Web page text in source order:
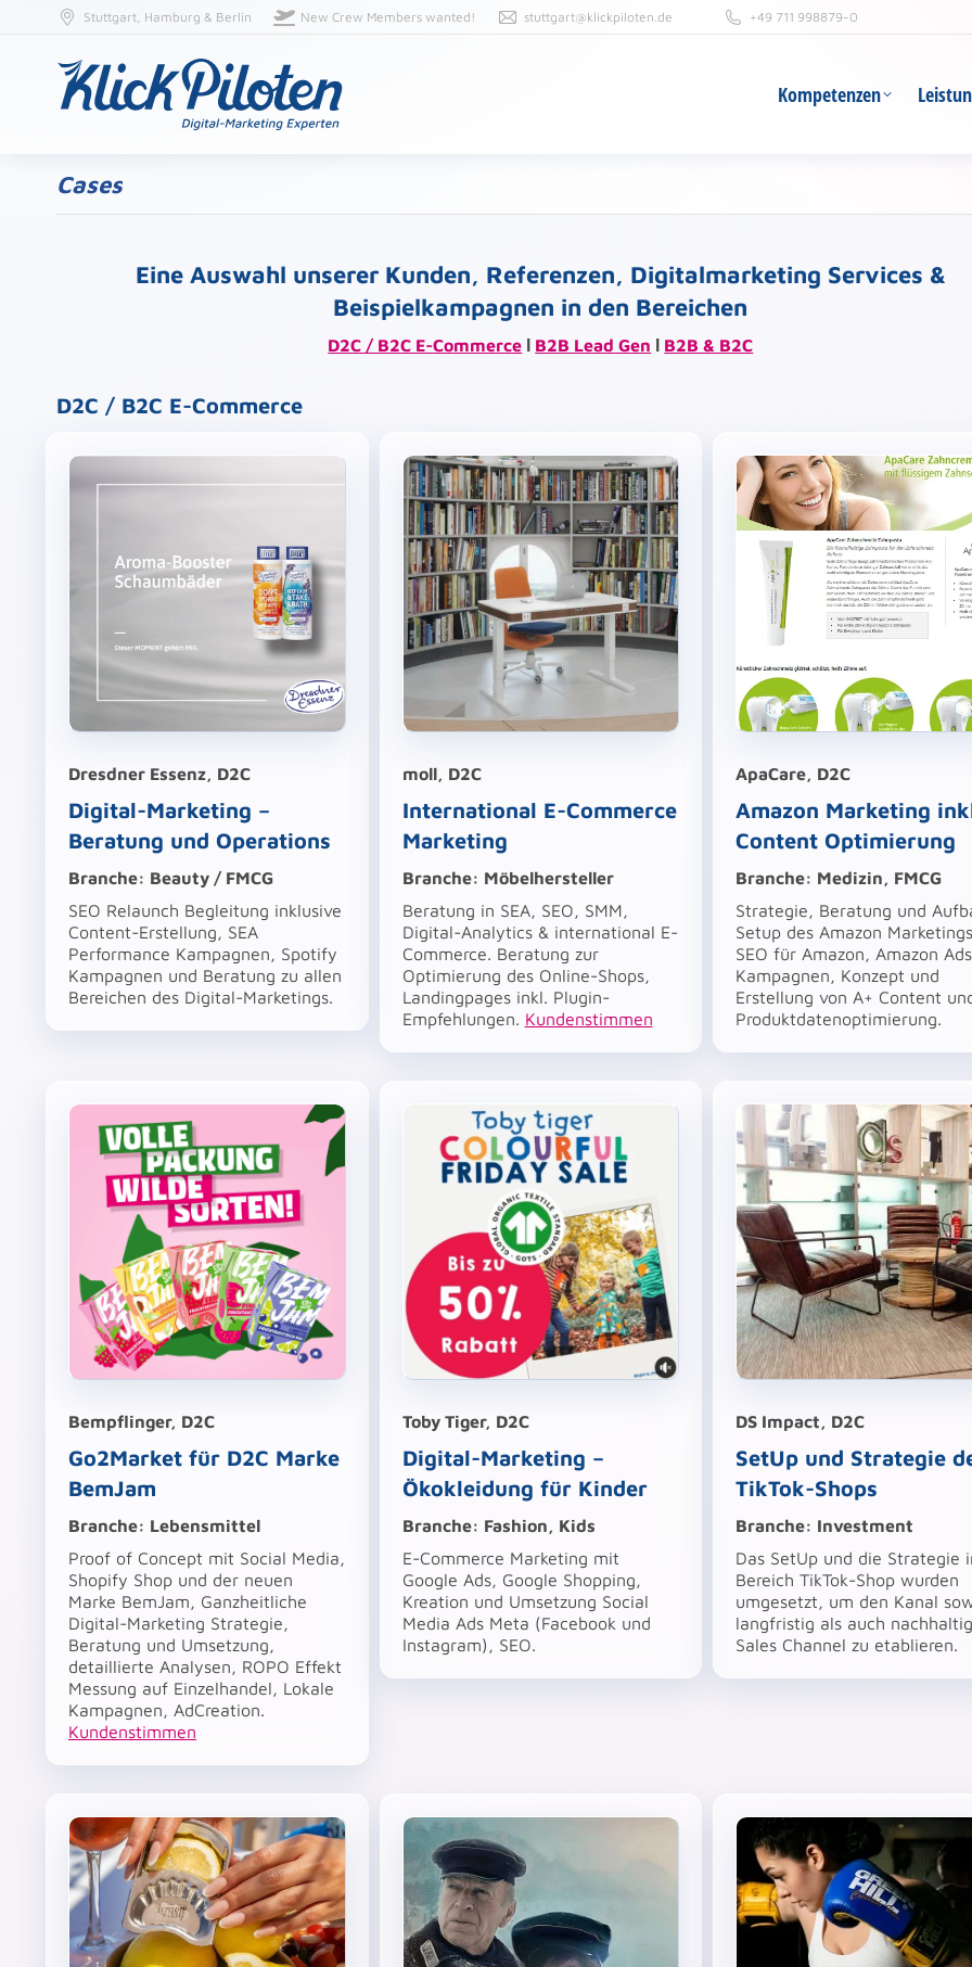
Stuttgart, Hamburg & Berlin New Crew Members wanted! stuttgart@klickpiloten.de +49 711 998879-0
Kompetenzen
Cases
Eine Auswahl unserer Kunden, Referenzen, Digitalmarketing Services &
Beispielkampagnen in den Bereichen
D2C / B2C E-Commerce Ι B2B Lead Gen Ι B2B & B2C
D2C / B2C E-Commerce
Dresdner Essenz, D2C
Digital-Marketing –
Beratung und Operations
Branche: Beauty / FMCG
SEO Relaunch Begleitung inklusive
Content-Erstellung, SEA
Performance Kampagnen, Spotify
Kampagnen und Beratung zu allen
Bereichen des Digital-Marketings.
moll, D2C
International E-Commerce
Marketing
Branche: Möbelhersteller
Beratung in SEA, SEO, SMM,
Digital-Analytics & international E-
Commerce. Beratung zur
Optimierung des Online-Shops,
Landingpages inkl. Plugin-
Empfehlungen. Kundenstimmen
ApaCare, D2C
Amazon Marketing
Content Optimierung
Branche: Medizin, FMCG
Strategie, Beratung und
Setup des Amazon
SEO für Amazon, Amazon Ads
Kampagnen, Konzept und
Erstellung von A+ Content
Produktdatenoptimierung.
Bempflinger, D2C
Go2Market für D2C Marke
BemJam
Branche: Lebensmittel
Proof of Concept mit Social Media,
Shopify Shop und der neuen
Marke BemJam, Ganzheitliche
Digital-Marketing Strategie,
Beratung und Umsetzung,
detaillierte Analysen, ROPO Effekt
Messung auf Einzelhandel, Lokale
Kampagnen, AdCreation.
Kundenstimmen
Toby Tiger, D2C
Digital-Marketing –
Ökokleidung für Kinder
Branche: Fashion, Kids
E-Commerce Marketing mit
Google Ads, Google Shopping,
Kreation und Umsetzung Social
Media Ads Meta (Facebook und
Instagram), SEO.
DS Impact, D2C
SetUp und Strategie
TikTok-Shops
Branche: Investment
Das SetUp und die Strategie
Bereich TikTok-Shop wurden
umgesetzt, um den Kanal
langfristig als auch
Sales Channel zu etablieren.